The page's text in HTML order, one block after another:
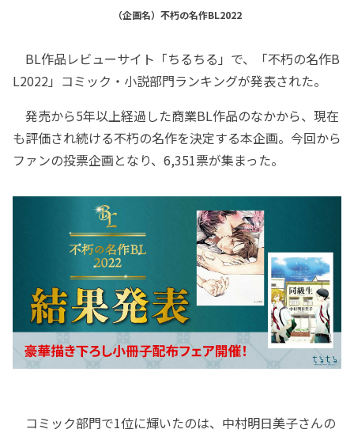
（企画名）不朽の名作BL2022
BL作品レビューサイト「ちるちる」で、「不朽の名作B
L2022」コミック・小説部門ランキングが発表された。
発売から5年以上経過した商業BL作品のなかから、現在
も評価され続ける不朽の名作を決定する本企画。今回から
ファンの投票企画となり、6,351票が集まった。
コミック部門で1位に輝いたのは、中村明日美子さんの